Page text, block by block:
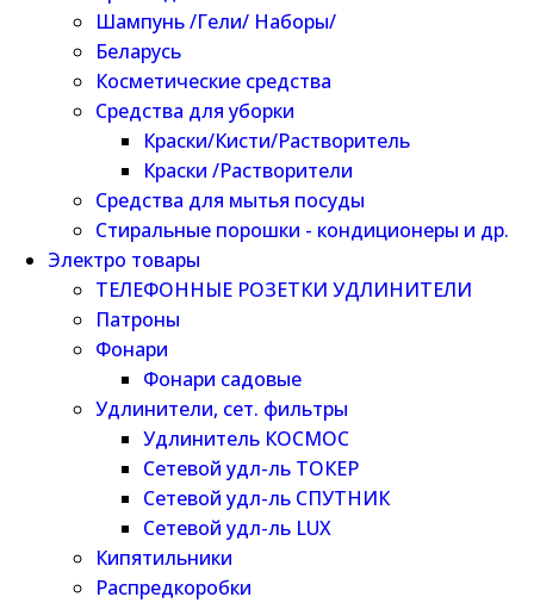
Шампунь /Гели/ Наборы/
Беларусь
Косметические средства
Средства для уборки
Краски/Кисти/Растворитель
Краски /Растворители
Средства для мытья посуды
Стиральные порошки - кондиционеры и др.
Электро товары
ТЕЛЕФОННЫЕ РОЗЕТКИ УДЛИНИТЕЛИ
Патроны
Фонари
Фонари садовые
Удлинители, сет. фильтры
Удлинитель КОСМОС
Сетевой удл-ль ТОКЕР
Сетевой удл-ль СПУТНИК
Сетевой удл-ль LUX
Кипятильники
Распредкоробки